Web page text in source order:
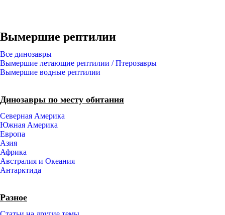
Вымершие рептилии
Все динозавры
Вымершие летающие рептилии / Птерозавры
Вымершие водные рептилии
Динозавры по месту обитания
Северная Америка
Южная Америка
Европа
Азия
Африка
Австралия и Океания
Антарктида
Разное